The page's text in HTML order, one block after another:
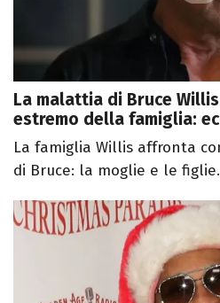
La malattia di Bruce
estremo della famiglia:
La famiglia Willis affronta
di Bruce: la moglie e le